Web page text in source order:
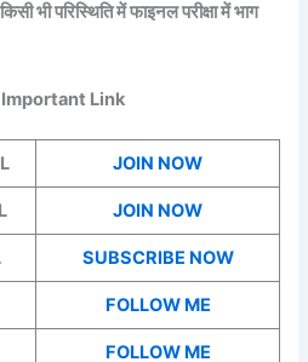
भी परिस्थिति में फाइनल परीक्षा में भाग
Link
JOIN NOW
JOIN NOW
SUBSCRIBE NOW
FOLLOW ME
FOLLOW ME